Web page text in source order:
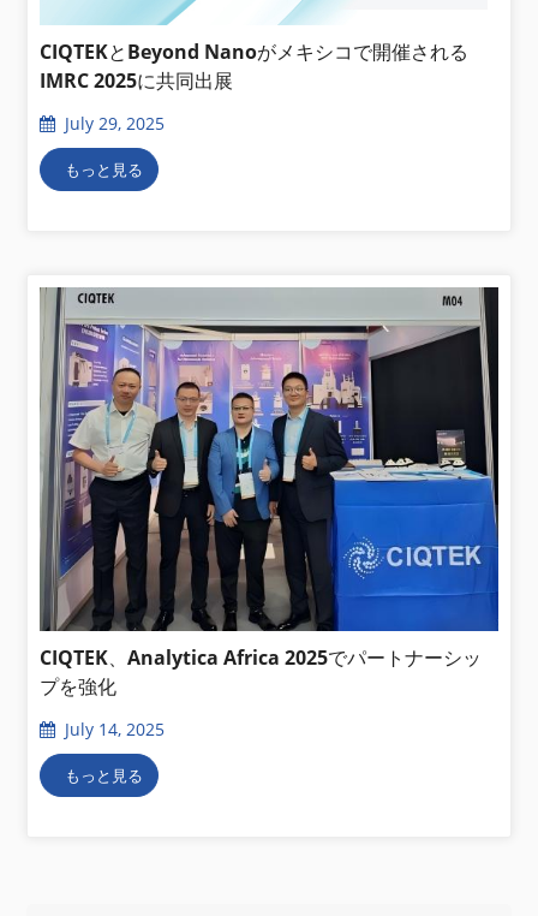
CIQTEKとBeyond Nanoがメキシコで開催される
IMRC 2025に共同出展
July 29, 2025
もっと見る
CIQTEK、Analytica Africa 2025でパートナーシッ
プを強化
July 14, 2025
もっと見る